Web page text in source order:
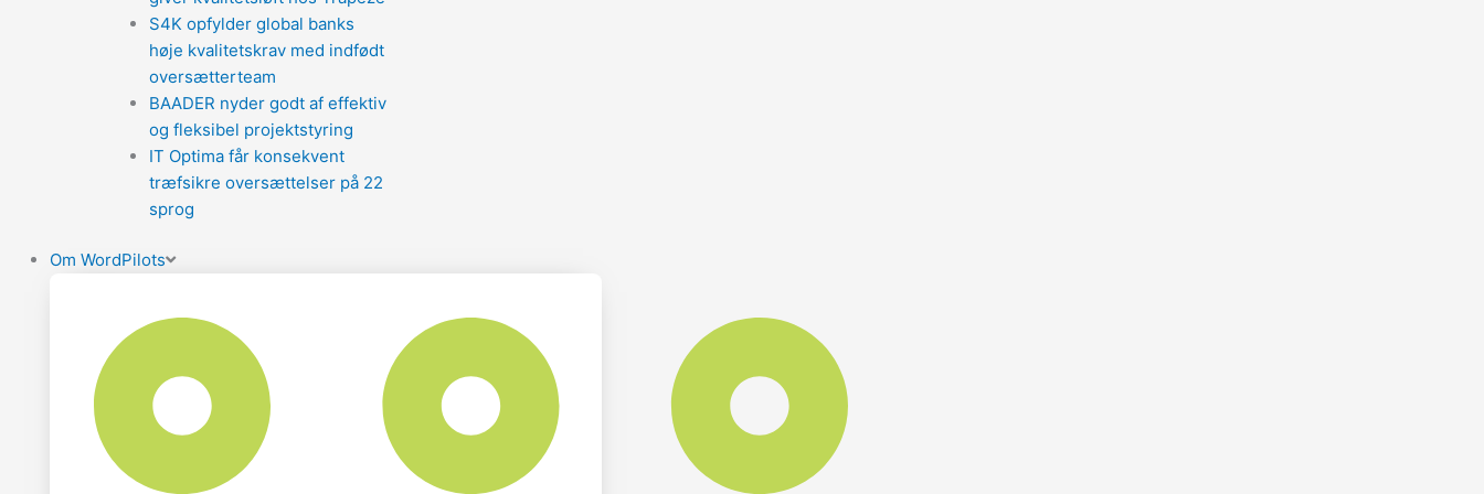
S4K opfylder global banks
høje kvalitetskrav med indfødt
oversætterteam
BAADER nyder godt af effektiv
og fleksibel projektstyring
IT Optima får konsekvent
træfsikre oversættelser på 22
sprog
Om WordPilots